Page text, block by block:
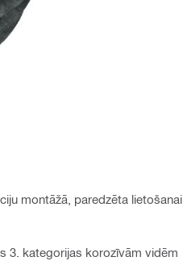
montāžā, paredzēta lietošanai
3. kategorijas korozīvām vidēm